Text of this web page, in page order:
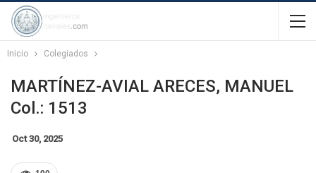
Inicio Colegiados
MARTÍNEZ-AVIAL ARECES, MANUEL
Col.: 1513
Oct 30, 2025